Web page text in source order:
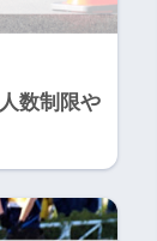
数制限や